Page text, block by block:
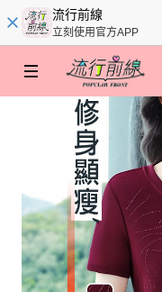
流行前線
立刻使用官方APP